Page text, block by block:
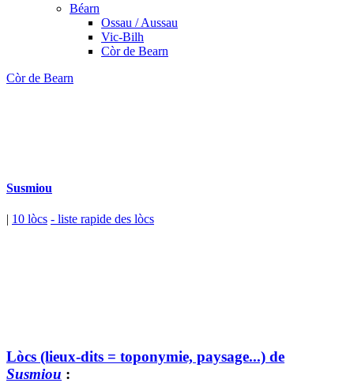
Béarn
Ossau / Aussau
Vic-Bilh
Còr de Bearn
Còr de Bearn
Susmiou
| 10 lòcs - liste rapide des lòcs
Lòcs (lieux-dits = toponymie, paysage...) de
Susmiou :